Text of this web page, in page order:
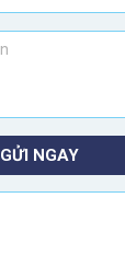
GỬI NGAY